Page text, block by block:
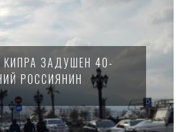
КИПРА ЗАДУШЕН 40-
РОССИЯНИН